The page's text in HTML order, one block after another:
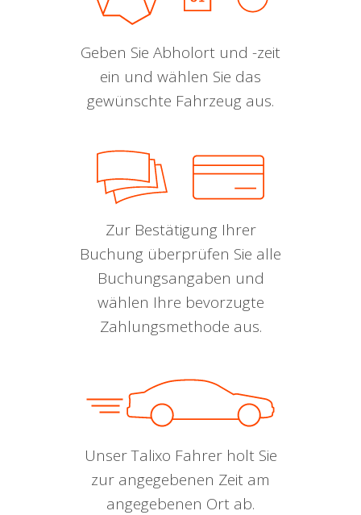
Geben Sie Abholort und -zeit
ein und wählen Sie das
gewünschte Fahrzeug aus.
Zur Bestätigung Ihrer
Buchung überprüfen Sie alle
Buchungsangaben und
wählen Ihre bevorzugte
Zahlungsmethode aus.
Unser Talixo Fahrer holt Sie
zur angegebenen Zeit am
angegebenen Ort ab.